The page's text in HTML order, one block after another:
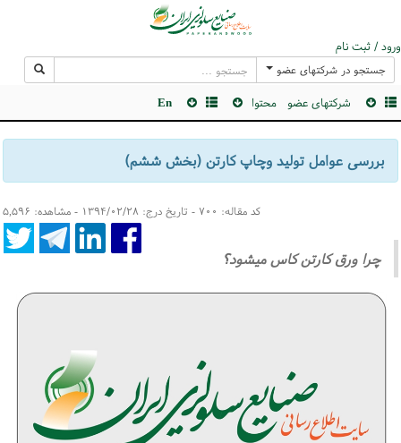
ورود / ثبت نام
جستجو در شرکتهای عضو
شرکتهای عضو محتوا En
بررسی عوامل تولید وچاپ کارتن (بخش ششم)
کد مقاله: ۷۰۰ - تاریخ درج: ۱۳۹۴/۰۲/۲۸ - مشاهده: ۵,۵۹۶
چرا ورق کارتن کاس میشود؟